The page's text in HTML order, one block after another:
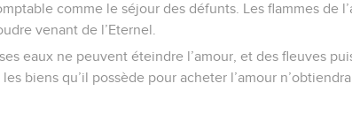
comme le séjour des défunts. Les flammes de
venant de l’Eternel.
eaux ne peuvent éteindre l’amour, et des fleuves
biens qu’il possède pour acheter l’amour